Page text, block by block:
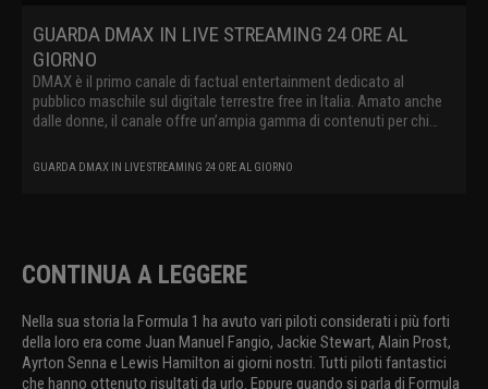
GUARDA DMAX IN LIVE STREAMING 24 ORE AL
GIORNO
DMAX è il primo canale di factual entertainment dedicato al
pubblico maschile sul digitale terrestre free in Italia. Amato anche
dalle donne, il canale offre un’ampia gamma di contenuti per chi
coinvolgenti e racconta storie vere spingendo lo spettatore a
GUARDA DMAX IN LIVE STREAMING 24 ORE AL GIORNO
CONTINUA A LEGGERE
Nella sua storia la Formula 1 ha avuto vari piloti considerati i più forti
della loro era come Juan Manuel Fangio, Jackie Stewart, Alain Prost,
Ayrton Senna e Lewis Hamilton ai giorni nostri. Tutti piloti fantastici
che hanno ottenuto risultati da urlo. Eppure quando si parla di Formula